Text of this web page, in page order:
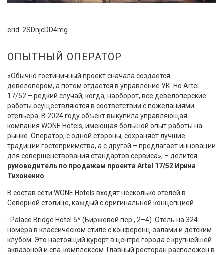
erid: 2SDnjcDD4mg
ОПЫТНЫЙ ОПЕРАТОР
«Обычно гостиничный проект сначала создается
девелопером, а потом отдается в управление УК. Но Artel
17/52 – редкий случай, когда, наоборот, все девелоперские
работы осуществляются в соответствии с пожеланиями
отельера. В 2024 году объект выкупила управляющая
компания WONE Hotels, имеющая большой опыт работы на
рынке. Оператор, с одной стороны, сохраняет лучшие
традиции гостеприимства, а с другой – предлагает инновации
для совершенствования стандартов сервиса», – делится
руководитель по продажам проекта Artel 17/52 Ирина
Тихоненко
В состав сети WONE Hotels входят несколько отелей в
Северной столице, каждый с оригинальной концепцией.
· Palace Bridge Hotel 5* (Биржевой пер., 2–4). Отель на 324
номера в классическом стиле с конференц-залами и детским
клубом. Это настоящий курорт в центре города с крупнейшей
аквазоной и спа-комплексом. Главный ресторан расположен в